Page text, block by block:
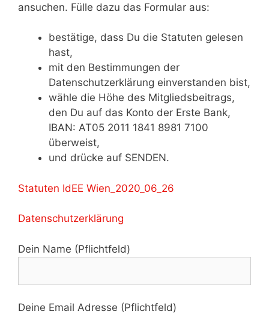
ansuchen. Fülle dazu das Formular aus:
bestätige, dass Du die Statuten gelesen
hast,
mit den Bestimmungen der
Datenschutzerklärung einverstanden bist,
wähle die Höhe des Mitgliedsbeitrags,
den Du auf das Konto der Erste Bank,
IBAN: AT05 2011 1841 8981 7100
überweist,
und drücke auf SENDEN.
Statuten IdEE Wien_2020_06_26
Datenschutzerklärung
Dein Name (Pflichtfeld)
Deine Email Adresse (Pflichtfeld)